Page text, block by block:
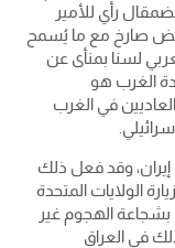
رأي للأمير
صارخ مع ما يُسمح
لسنا بمنأى عن
الغرب هو
في الغرب
وقد فعل ذلك
الولايات المتحدة
بشجاعة الهجوم غير
في العراق